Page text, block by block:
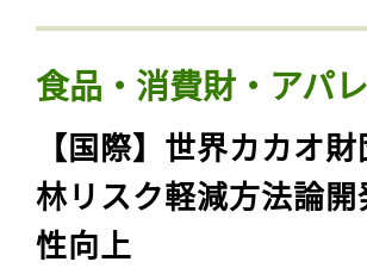
食品・消費財・アパ
【国際】世界カカオ
林リスク軽減方法論
性向上